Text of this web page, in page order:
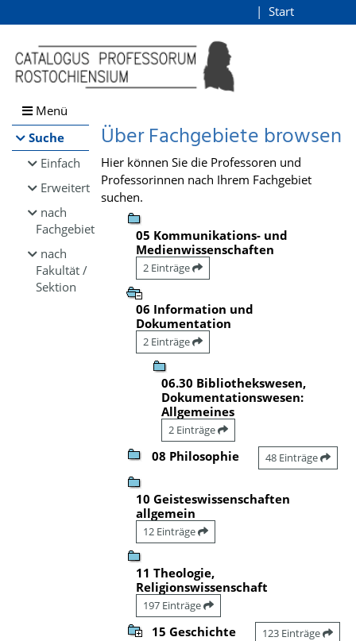
Browsen
direkt zum Inhalt
Start
Menü
Suche
Einfach
Erweitert
nach
Fachgebiet
nach
Fakultät /
Sektion
Über Fachgebiete browsen
Hier können Sie die Professoren und
Professorinnen nach Ihrem Fachgebiet
suchen.
05 Kommunikations- und
Medienwissenschaften
2 Einträge
06 Information und
Dokumentation
2 Einträge
06.30 Bibliothekswesen,
Dokumentationswesen:
Allgemeines
2 Einträge
08 Philosophie 48 Einträge
10 Geisteswissenschaften
allgemein
12 Einträge
11 Theologie,
Religionswissenschaft
197 Einträge
15 Geschichte 123 Einträge